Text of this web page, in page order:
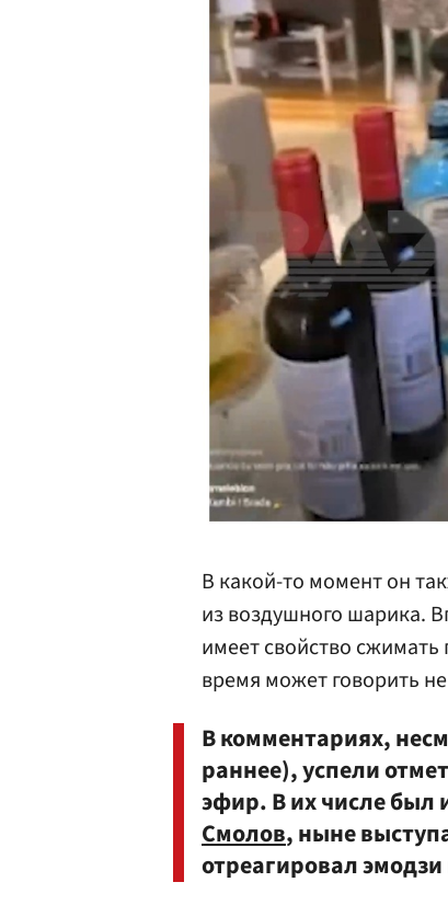
В какой-то момент он
из воздушного шарика.
имеет свойство сжимать
время может говорить
В комментариях,
раннее), успели
эфир. В их числе был
Смолов, ныне
отреагировал